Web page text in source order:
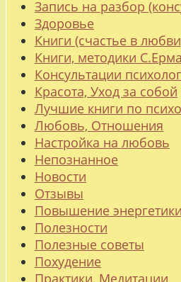
Запись на разбор
Здоровье
Книги (счастье в
Книги, методики
Консультации
Красота, Уход за собой
Лучшие книги по
Любовь, Отношения
Настройка на любовь
Непознанное
Новости
Отзывы
Повышение
Полезности
Полезные советы
Похудение